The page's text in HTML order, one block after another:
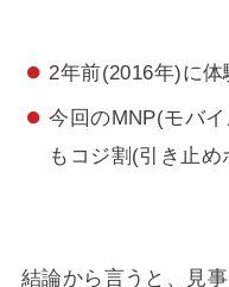
2年前(2016年)に
今回のMNP(モバ
もコジ割(引き止
結論から言うと、見